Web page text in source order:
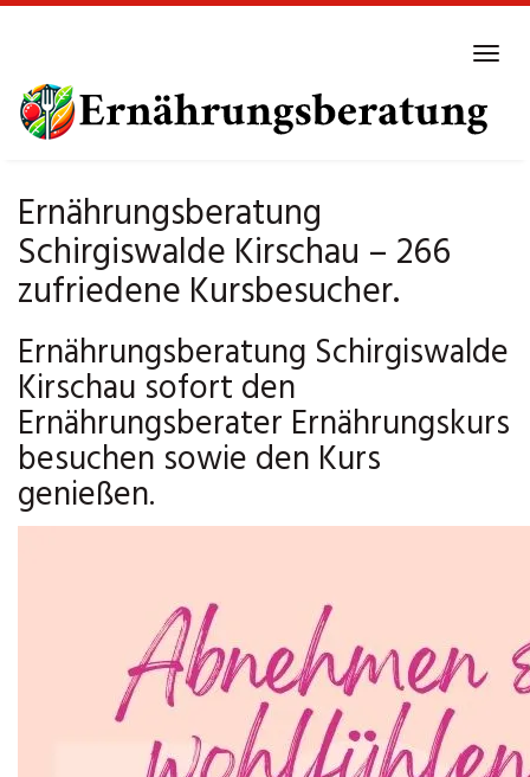
main
content
Ernährungsberatung
Schirgiswalde Kirschau – 266
zufriedene Kursbesucher.
Ernährungsberatung Schirgiswalde
Kirschau sofort den
Ernährungsberater Ernährungskurs
besuchen sowie den Kurs
genießen.